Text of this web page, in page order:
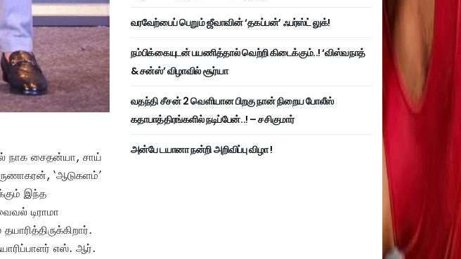
நாக சைதன்யா, சாய்
‘ஆடுகளம்’
இந்த
டிராமா
எஸ். ஆர்.
வரவேற்பைப் பெறும் ஜீவாவின் ‘தகப்பன்’ ஃபர்ஸ்ட் லுக்!
நம்பிக்கையுடன் பயணித்தால் வெற்றி கிடைக்கும்..! ‘விஸ்வநாத்
& சன்ஸ்’ விழாவில் சூர்யா
வதந்தி சீசன் 2 வெளியான பிறகு நான் நிறைய போலீஸ்
கதாபாத்திரங்களில் நடிப்பேன்..! – சசிகுமார்
அன்பே டயானா நன்றி அறிவிப்பு விழா !